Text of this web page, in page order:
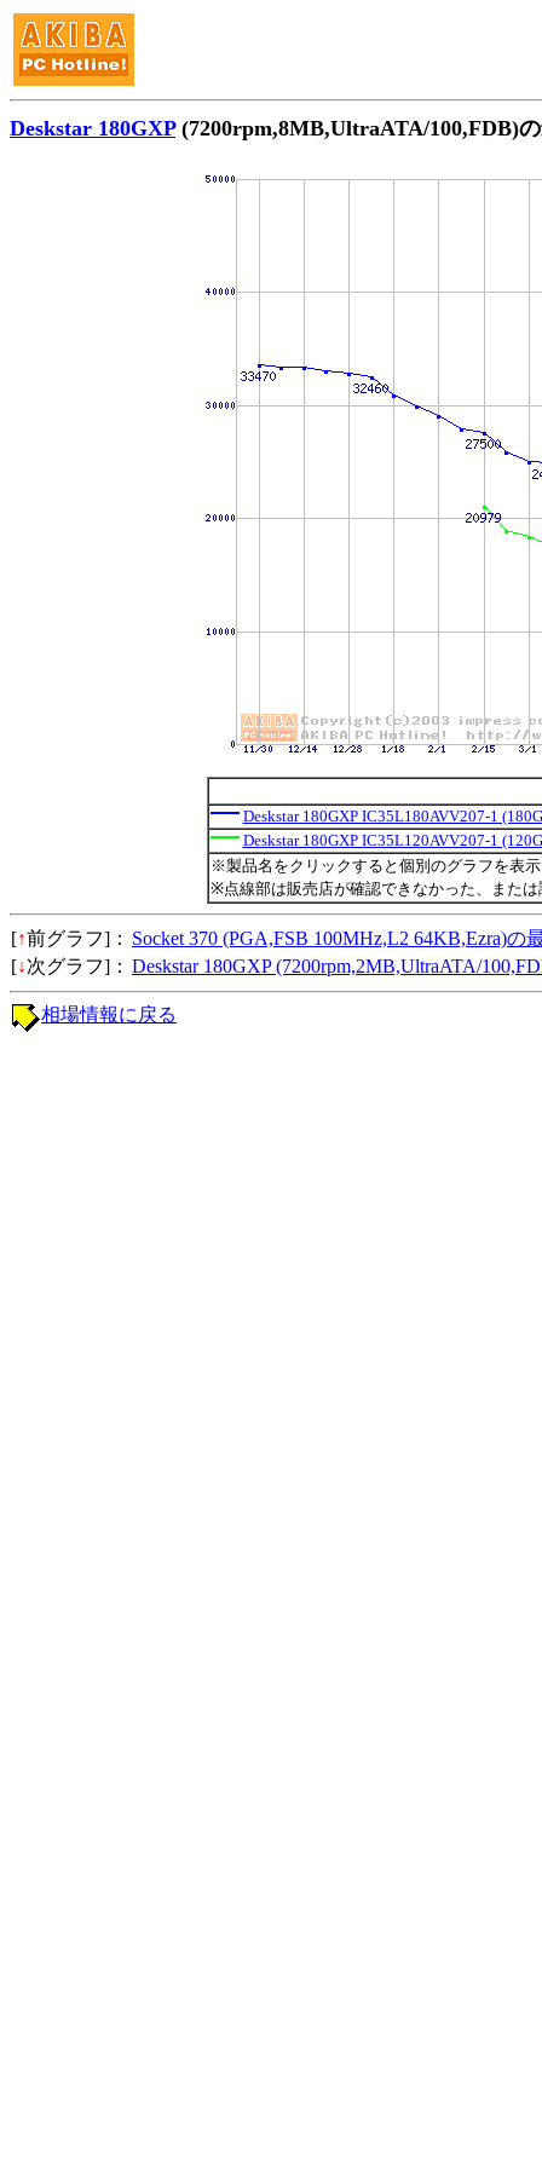
Deskstar 180GXP(7200rpm,8MB,UltraATA/100,FDB)
Deskstar 180GXP IC35L180AVV207-1
Deskstar 180GXP IC35L120AVV207-1
※製品名をクリックすると個別のグラフを表
※点線部は販売店が確認できなかった、また
[↑前グラフ]： Socket 370 (PGA,FSB 100MHz,L2 64KB,Ezra)の
[↓次グラフ]： Deskstar 180GXP (7200rpm,2MB,UltraATA/
相場情報に戻る